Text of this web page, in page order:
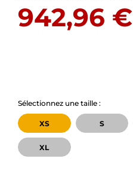
942,96 €
Sélectionnez une taille :
XS S
XL